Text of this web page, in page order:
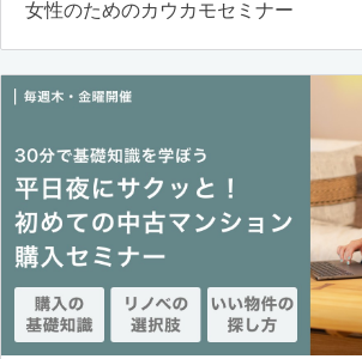
女性のためのカウカモセミナー